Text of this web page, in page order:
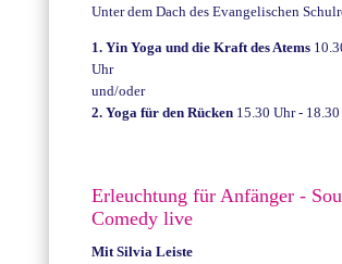
Unter dem Dach des Evangelischen
1. Yin Yoga und die Kraft des Atems
Uhr
und/oder
2. Yoga für den Rücken 15.30 Uhr -
Erleuchtung für Anfänger -
Comedy live
Mit Silvia Leiste